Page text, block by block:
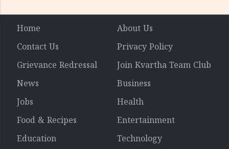
Home
About Us
Contact Us
Privacy Policy
Grievance Redressal
Join Kvartha Team Club
News
Business
Jobs
Health
Food & Recipes
Entertainment
Education
Technology